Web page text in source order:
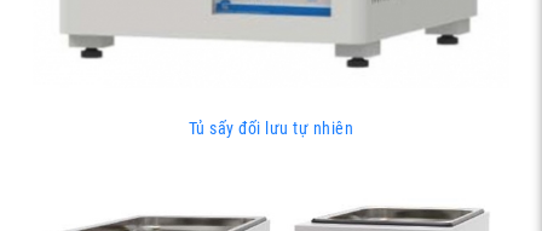
Tủ sấy đối lưu tự nhiên